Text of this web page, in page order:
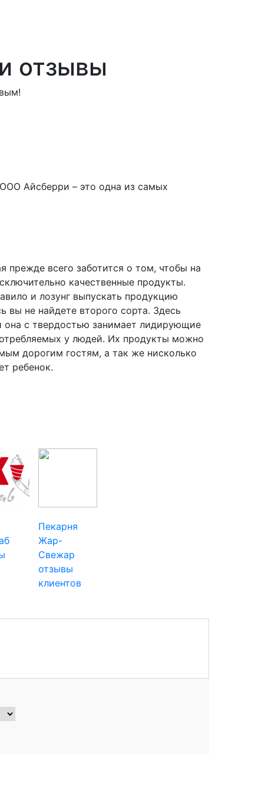
отзывы
ООО Айсберри – это одна из самых
прежде всего заботится о том, чтобы на
качественные продукты.
и лозунг выпускать продукцию
вы не найдете второго сорта. Здесь
она с твердостью занимает лидирующие
у людей. Их продукты можно
дорогим гостям, а так же нисколько
ребенок.
Пекарня
Жар-
Свежар
отзывы
клиентов